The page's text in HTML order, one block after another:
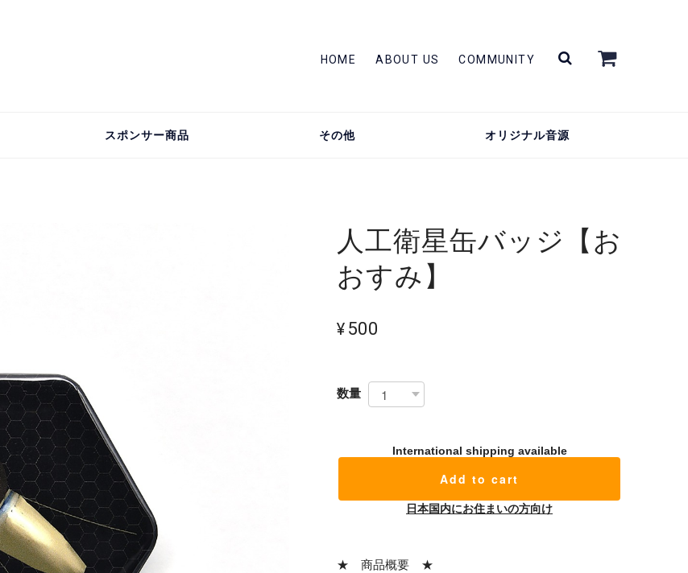
HOME ABOUT US COMMUNITY
スポンサー商品 その他 オリジナル音源
人工衛星缶バッジ【お
おすみ】
¥500
数量
International shipping available
Add to cart
日本国内にお住まいの方向け
★ 商品概要 ★